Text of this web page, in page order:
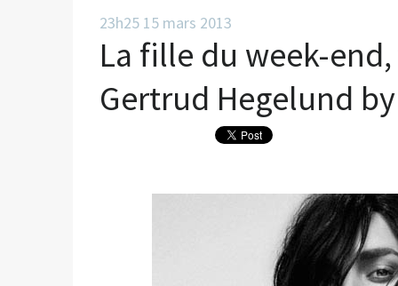
23h25 15 mars 2013
La fille du week-
Gertrud Hegelund